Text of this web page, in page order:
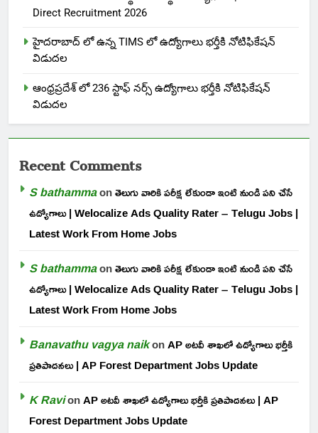
Direct Recruitment 2026
హైదరాబాద్ లో ఉన్న TIMS లో ఉద్యోగాలు భర్తీకి నోటిఫికేషన్
విడుదల
ఆంధ్రప్రదేశ్ లో 236 స్టాఫ్ నర్స్ ఉద్యోగాలు భర్తీకి నోటిఫికేషన్
విడుదల
Recent Comments
S bathammaonతెలుగు వారికి పరీక్ష లేకుండా ఇంటి నుండి పని చేసే
ఉద్యోగాలు | Welocalize Ads Quality Rater – Telugu Jobs |
Latest Work From Home Jobs
S bathammaonతెలుగు వారికి పరీక్ష లేకుండా ఇంటి నుండి పని చేసే
ఉద్యోగాలు | Welocalize Ads Quality Rater – Telugu Jobs |
Latest Work From Home Jobs
Banavathu vagya naikonAP అటవీ శాఖలో ఉద్యోగాలు భర్తీకి
ప్రతిపాదనలు | AP Forest Department Jobs Update
K RavionAP అటవీ శాఖలో ఉద్యోగాలు భర్తీకి ప్రతిపాదనలు | AP
Forest Department Jobs Update